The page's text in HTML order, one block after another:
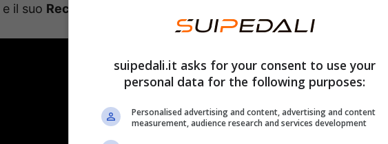
e il suo Record dell’Ora
suipedali.it asks for your consent to use your
personal data for the following purposes:
Personalised advertising and content, advertising and content
measurement, audience research and services development